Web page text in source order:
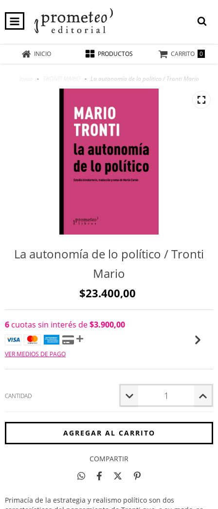
INICIO PRODUCTOS CARRITO 0
- - La autonomía de lo político / Tronti Mario
La autonomía de lo político / Tronti
Mario
$23.400,00
6 cuotas sin interés de$3.900,00
VER MEDIOS DE PAGO
CANTIDAD
COMPARTIR
Primacía de la estrategia y realismo político son dos